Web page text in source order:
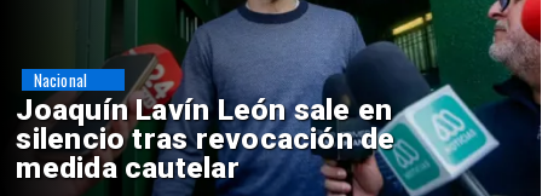
Chile y Venezuela formalizan
reinicio de relaciones
consulares
Nacional